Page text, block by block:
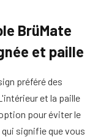
BrüMate
et paille
préféré des
et la paille
pour éviter le
signifie que vous